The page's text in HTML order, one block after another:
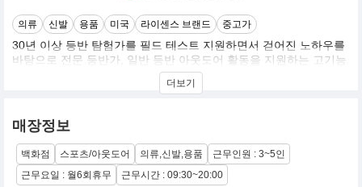
의류 신발 용품 미국 라이센스 브랜드 중고가
30년 이상 등반 탐험가를 필드 테스트 지원하면서 걷어진 노하우를
바탕으로 전문 등반가, 일반 등반 아웃도어 활동을 지원하는 고기능
1997년 (주)영원아웃도어(대표 성기학)가 대한민국에 노스페이스
2013년 국내 런칭 16주년을 맞이하였으며, (주)영원아웃도어가 현
재까지 국내 브랜드 전개권을 보유하고 있다
더보기
매장정보
백화점 스포츠/아웃도어 의류,신발,용품
근무인원 : 3~5인
근무요일 : 월6회휴무
근무시간 : 09:30~20:00